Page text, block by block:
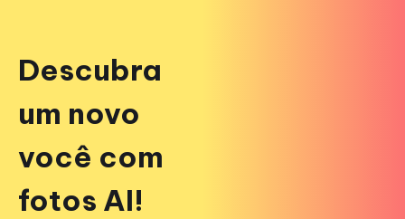
Descubra
um novo
você com
fotos AI!